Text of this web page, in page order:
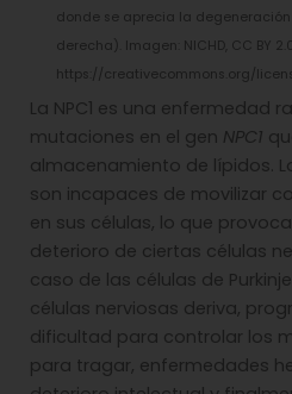
donde se aprecia la
derecha). Imagen: NICHD, CC BY 2.0
https://creativecommons.org/
La NPC1 es una enfermedad
mutaciones en el gen NPC1
almacenamiento de lípidos.
son incapaces de movilizar
en sus células, lo que
deterioro de ciertas células
caso de las células de
células nerviosas deriva,
dificultad para controlar los
para tragar, enfermedades